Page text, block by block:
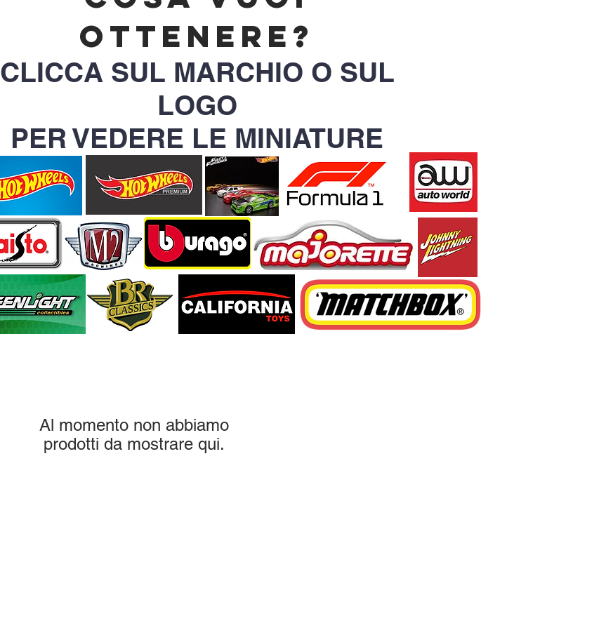
ottenere?
CLICCA SUL MARCHIO O SUL
LOGO
PER VEDERE LE MINIATURE
Al momento non abbiamo
prodotti da mostrare qui.